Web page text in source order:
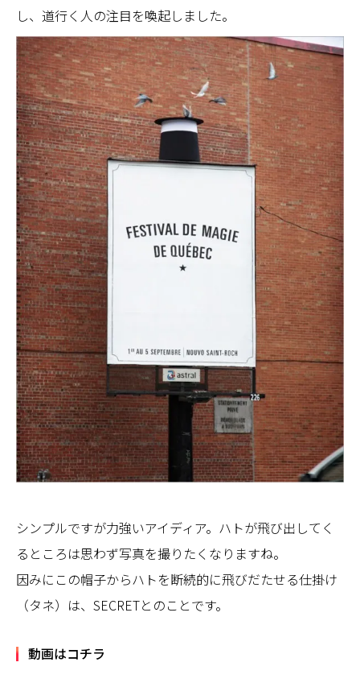
し、道行く人の注目を喚起しました。
シンプルですが力強いアイディア。ハトが飛び出してく
るところは思わず写真を撮りたくなりますね。
因みにこの帽子からハトを断続的に飛びだたせる仕掛け
（タネ）は、SECRETとのことです。
動画はコチラ